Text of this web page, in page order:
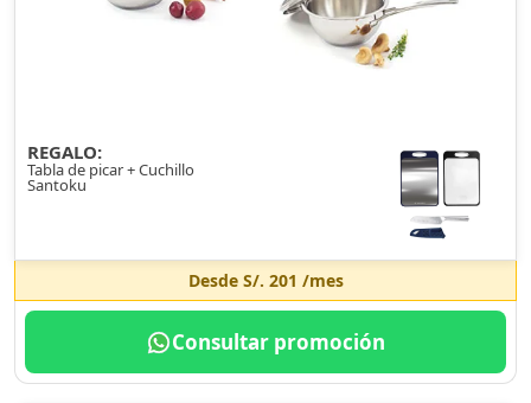
REGALO:
Tabla de picar + Cuchillo
Santoku
Desde S/. 201 /mes
Consultar promoción